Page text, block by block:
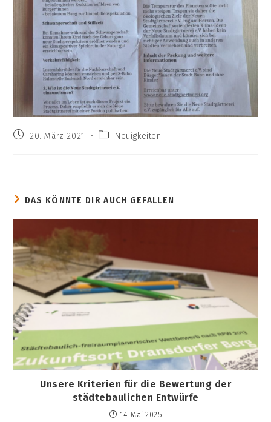
Beitrag20. März 2021
Beitrags-
Neuigkeiten
DAS KÖNNTE DIR AUCH GEFALLEN
Unsere Kriterien für die Bewertung der
städtebaulichen Entwürfe
14. Mai 2025